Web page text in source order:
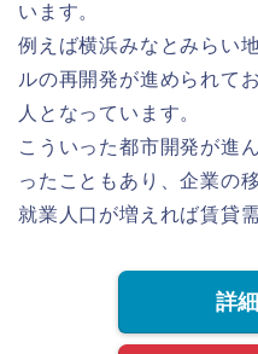
います。
例えば横浜みなとみらい
ルの再開発が進められて
人となっています。
こういった都市開発が進
ったこともあり、企業の
就業人口が増えれば賃貸
詳